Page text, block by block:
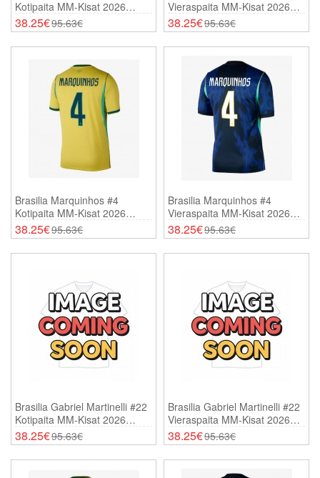
Kotipaita MM-Kisat 2026
Lyhythihainen
38.25€95.63€
Vieraspaita MM-Kisat 2026
Lyhythihainen
38.25€95.63€
Brasilia Marquinhos #4
Kotipaita MM-Kisat 2026
Lyhythihainen
38.25€95.63€
Brasilia Marquinhos #4
Vieraspaita MM-Kisat 2026
Lyhythihainen
38.25€95.63€
Brasilia Gabriel Martinelli #22
Kotipaita MM-Kisat 2026
Lyhythihainen
38.25€95.63€
Brasilia Gabriel Martinelli #22
Vieraspaita MM-Kisat 2026
Lyhythihainen
38.25€95.63€